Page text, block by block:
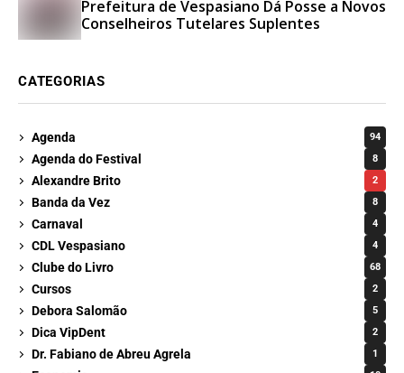
Prefeitura de Vespasiano Dá Posse a Novos
Conselheiros Tutelares Suplentes
CATEGORIAS
Agenda 94
Agenda do Festival 8
Alexandre Brito 2
Banda da Vez 8
Carnaval 4
CDL Vespasiano 4
Clube do Livro 68
Cursos 2
Debora Salomão 5
Dica VipDent 2
Dr. Fabiano de Abreu Agrela 1